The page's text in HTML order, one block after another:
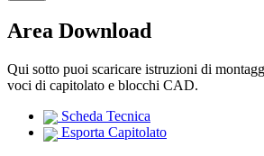
Area Download
Qui sotto puoi scaricare istruzioni di
voci di capitolato e blocchi CAD.
Scheda Tecnica
Esporta Capitolato